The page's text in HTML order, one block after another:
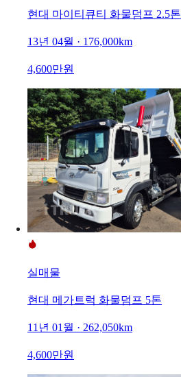
현대 마이티큐티 화물덤프 2.5톤
13년 04월 · 176,000km
4,600만원
실매물
현대 메가트럭 화물덤프 5톤
11년 01월 · 262,050km
4,600만원